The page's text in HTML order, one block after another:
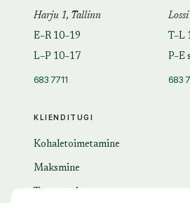
KLIENDITUGI
Kohaletoimetamine
Maksmine
Harju 1, Tallinn
E–R 10–19
L–P 10–17
683 7711
T–L
P–E
683